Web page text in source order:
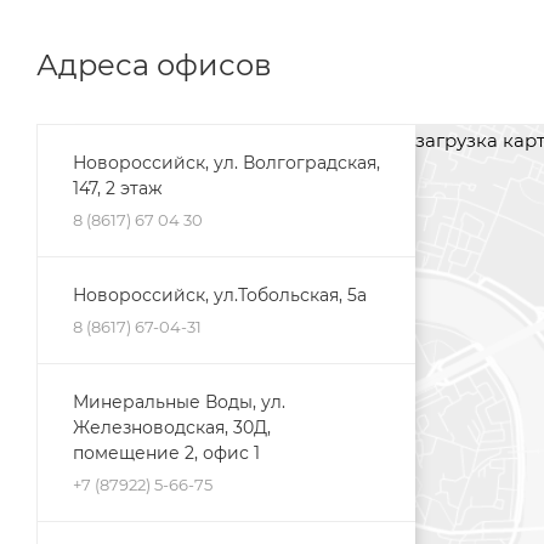
Адреса офисов
Новороссийск, ул. Волгоградская,
147, 2 этаж
8 (8617) 67 04 30
Новороссийск, ул.Тобольская, 5а
8 (8617) 67-04-31
Минеральные Воды, ул.
Железноводская, 30Д,
помещение 2, офис 1
+7 (87922) 5-66-75
загрузка